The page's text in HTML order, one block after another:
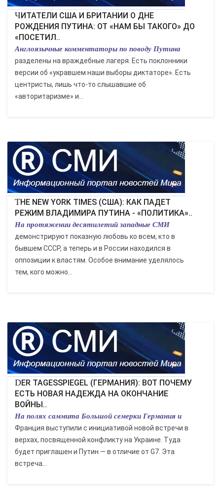
ЧИТАТЕЛИ США И БРИТАНИИ О ДНЕ
РОЖДЕНИЯ ПУТИНА: ОТ «НАМ БЫ ТАКОГО» ДО
«ПОСЕТИЛ..
Англоязычные комментаторы по поводу Путина
разделены на враждебные лагеря. Есть поклонники
версии об «укравшем наши выборы диктаторе». Есть
центристы, лишь что-то слышавшие об
«авторитаризме» и...
THE NEW YORK TIMES (США): КАК ПАДЕТ
РЕЖИМ ВЛАДИМИРА ПУТИНА - «ПОЛИТИКА»..
На протяжении десятилетий западные СМИ
демонстрируют показную любовь ко всем, кто в
бывшем СССР, а теперь и в России находился в
оппозиции к властям. Особое внимание уделялось
тем, кого можно...
DER TAGESSPIEGEL (ГЕРМАНИЯ): ВОТ ПОЧЕМУ
ЕСТЬ НОВАЯ НАДЕЖДА НА ОКОНЧАНИЕ
ВОЙНЫ..
На полях саммита Большой семерки Германия и
Франция выступили с инициативой новой встречи в
верхах, посвященной конфликту на Украине. Туда
будет приглашен и Путин — в отличие от G7. Эта
встреча...